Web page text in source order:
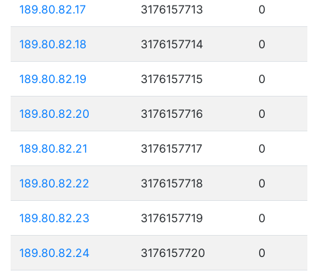
189.80.82.17 3176157713 0
189.80.82.18 3176157714 0
189.80.82.19 3176157715 0
189.80.82.20 3176157716 0
189.80.82.21 3176157717 0
189.80.82.22 3176157718 0
189.80.82.23 3176157719 0
189.80.82.24 3176157720 0